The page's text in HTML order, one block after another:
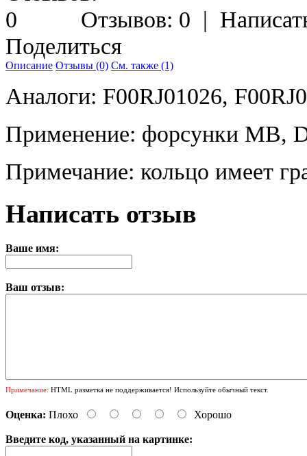
Отзывов: 0 |
Поделиться
Описание Отзывы (0) См. также (1)
Аналоги: F00RJ01026,
Применение: форсунки MB,
Примечание: кольцо имеет
Написать отзыв
Ваше имя:
Ваш отзыв:
Примечание: HTML разметка не поддерживается! Используйте обычный текст.
Оценка: Плохо Хорошо
Введите код, указанный на картинке: